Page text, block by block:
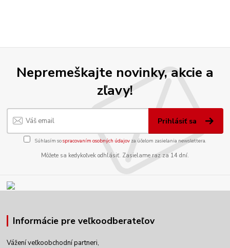
Nepremeškajte novinky, akcie a
zľavy!
Prihlásiť sa
Súhlasím sospracovaním osobných údajov za účelom zasielania newslettera.
Môžete sa kedykoľvek odhlásiť. Zasielame raz za 14 dní.
Informácie pre veľkoodberateľov
Vážení veľkoobchodní partneri,